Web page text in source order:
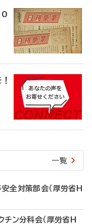
一覧
全対策部会（厚労省H
ン分科会（厚労省H